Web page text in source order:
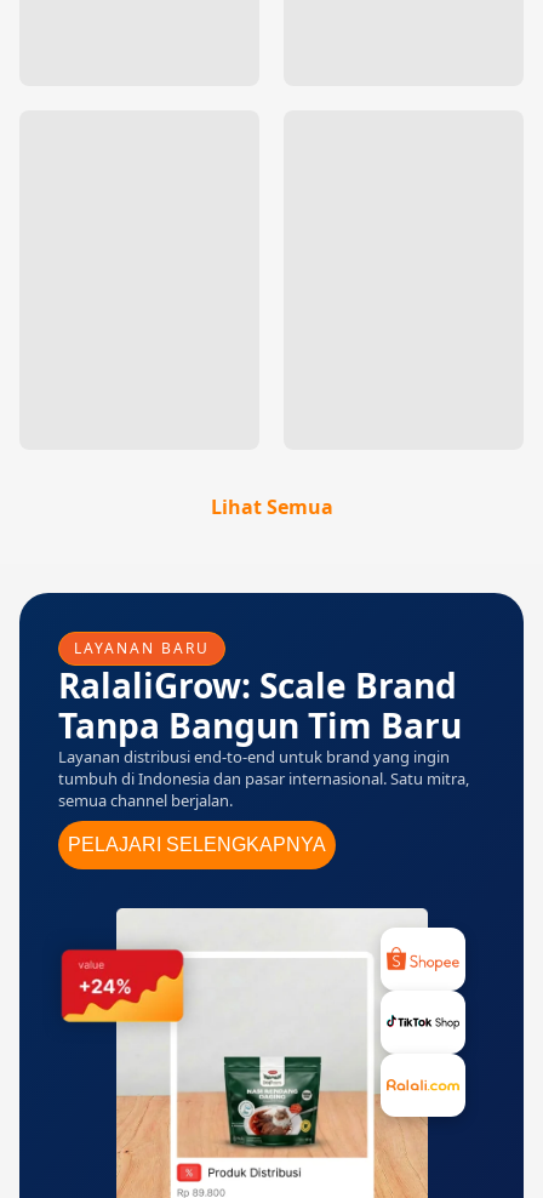
Lihat Semua
LAYANAN BARU
RalaliGrow: Scale Brand
Tanpa Bangun Tim Baru
Layanan distribusi end-to-end untuk brand yang ingin
tumbuh di Indonesia dan pasar internasional. Satu mitra,
semua channel berjalan.
PELAJARI SELENGKAPNYA